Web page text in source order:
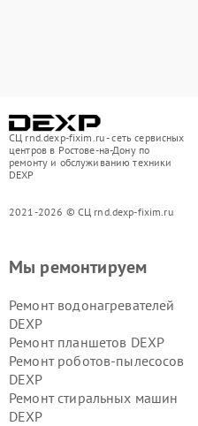
СЦ rnd.dexp-fixim.ru - сеть сервисных
центров в Ростове-на-Дону по
ремонту и обслуживанию техники
DEXP
2021-2026 © СЦ rnd.dexp-fixim.ru
Мы ремонтируем
Ремонт водонагревателей
DEXP
Ремонт планшетов DEXP
Ремонт роботов-пылесосов
DEXP
Ремонт стиральных машин
DEXP